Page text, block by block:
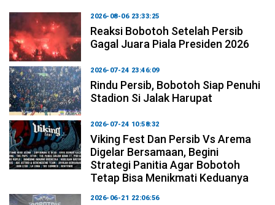
2026-08-06 23:33:25
Reaksi Bobotoh Setelah Persib
Gagal Juara Piala Presiden 2026
2026-07-24 23:46:09
Rindu Persib, Bobotoh Siap Penuhi
Stadion Si Jalak Harupat
2026-07-24 10:58:32
Viking Fest Dan Persib Vs Arema
Digelar Bersamaan, Begini
Strategi Panitia Agar Bobotoh
Tetap Bisa Menikmati Keduanya
2026-06-21 22:06:56